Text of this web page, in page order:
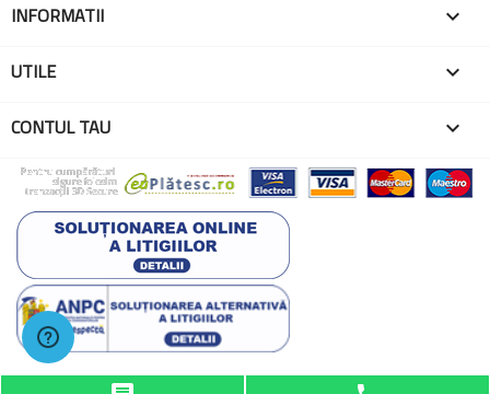
INFORMATII 
UTILE 
CONTUL TAU 
© 2026 - Toate drepturile rezervate EMA Globo One